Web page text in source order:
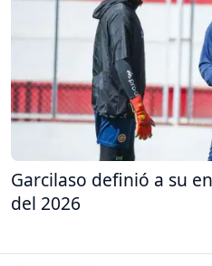
Garcilaso definió a su
del 2026